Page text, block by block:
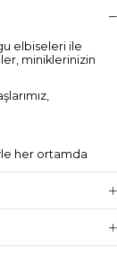
elbiseleri ile
miniklerinizin
her ortamda
bir yaklaşım